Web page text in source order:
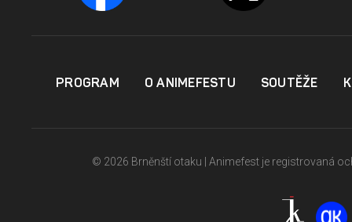
PROGRAM O ANIMEFESTU SOUTĚŽE
© 2026 Brněnští otaku | Animefest je registrovaná